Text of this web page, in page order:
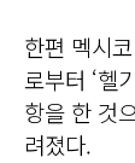
한편 멕시
로부터 ‘헬
항을 한 것
려졌다.